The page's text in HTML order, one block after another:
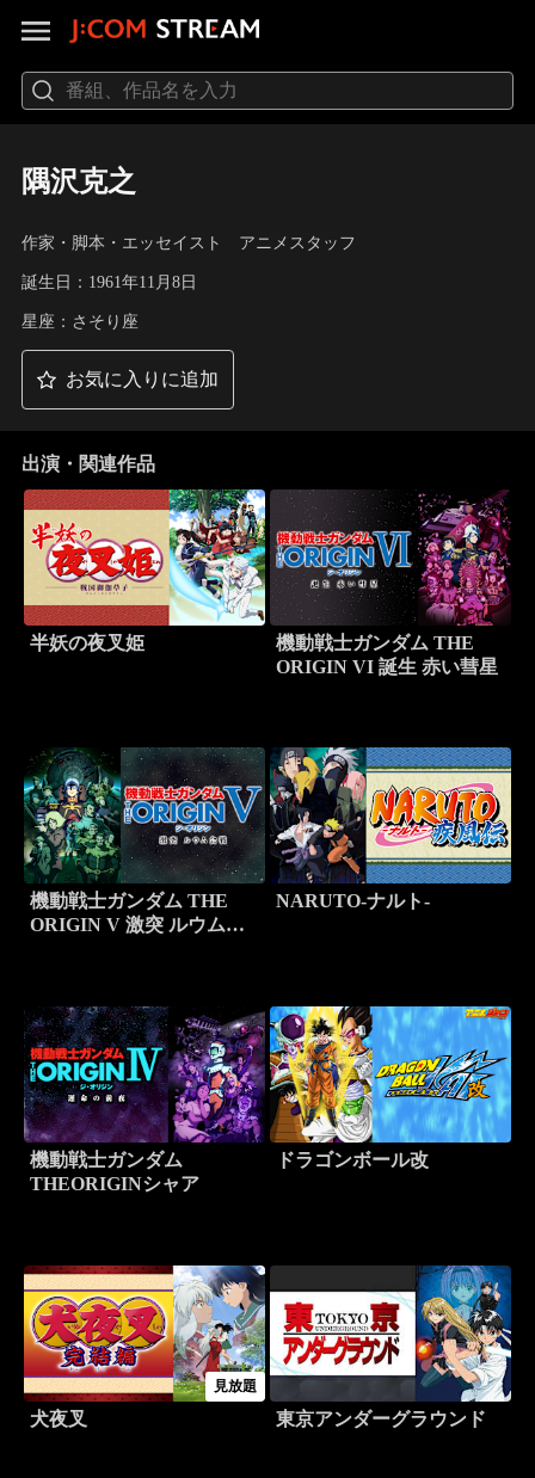
隅沢克之
作家・脚本・エッセイスト アニメスタッフ
誕生日：1961年11月8日
星座：さそり座
お気に入りに追加
出演・関連作品
半妖の夜叉姫
機動戦士ガンダム THE
ORIGIN VI 誕生 赤い彗星
機動戦士ガンダム THE
ORIGIN V 激突 ルウム会
NARUTO-ナルト-
機動戦士ガンダム
THEORIGINシャア
ドラゴンボール改
見放題
犬夜叉 東京アンダーグラウンド